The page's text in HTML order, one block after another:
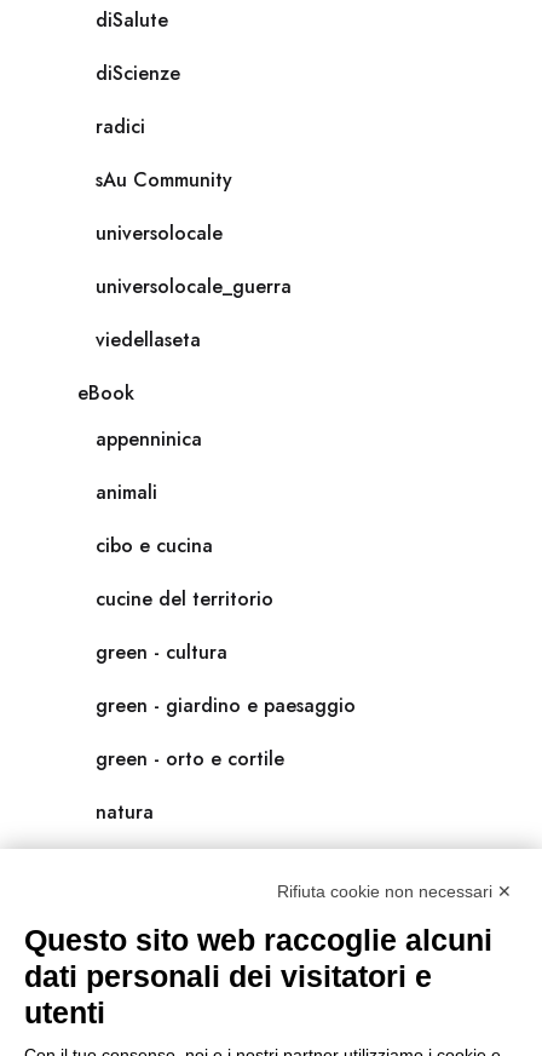
diSalute
diScienze
radici
sAu Community
universolocale
universolocale_guerra
viedellaseta
eBook
appenninica
animali
cibo e cucina
cucine del territorio
green - cultura
green - giardino e paesaggio
green - orto e cortile
natura
scienza
universolocale
Rifiuta cookie non necessari ✕
Questo sito web raccoglie alcuni
dati personali dei visitatori e
utenti